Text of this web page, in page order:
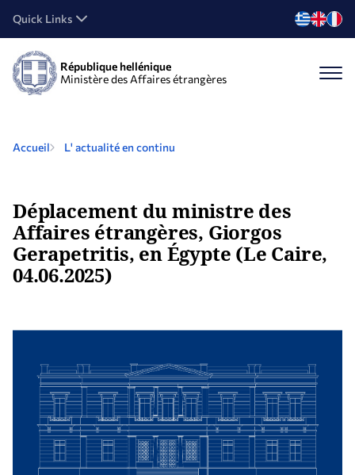
Quick Links
République hellénique
Ministère des Affaires étrangères
Accueil L' actualité en continu
Déplacement du ministre des
Affaires étrangères, Giorgos
Gerapetritis, en Égypte (Le Caire,
04.06.2025)